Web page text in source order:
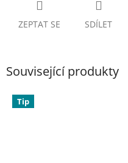
ZEPTAT SE SDÍLET
Související produkty
Tip